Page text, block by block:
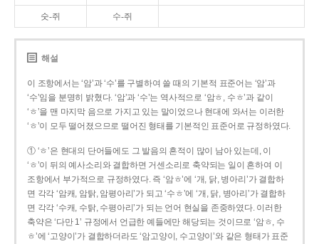
숫-쥐 수-쥐
해설
이 조항에서는 ‘암’과 ‘수’를 구별하여 쓸 때의 기본적 표준어는 ‘암’과
‘수’임을 분명히 밝혔다. ‘암’과 ‘수’는 역사적으로 ‘암ㅎ, 수ㅎ’과 같이
‘ㅎ’을 맨 마지막 음으로 가지고 있는 말이었으나 현대에 와서는 이러한
‘ㅎ’이 모두 떨어졌으므로 떨어진 형태를 기본적인 표준어로 규정하였다.
① ‘ㅎ’은 현대의 단어들에도 그 발음의 흔적이 많이 남아 있는데, 이
‘ㅎ’이 뒤의 예사소리와 결합하면 거센소리로 축약되는 일이 흔하여 이
조항에서 부가적으로 규정하였다. 즉 ‘암ㅎ’에 ‘개, 닭, 병아리’가 결합하
면 각각 ‘암캐, 암탉, 암평아리’가 되고 ‘수ㅎ’에 ‘개, 닭, 병아리’가 결합하
면 각각 ‘수캐, 수탉, 수평아리’가 되는 언어 현실을 존중하였다. 이러한
축약은 ‘다만 1’ 규정에서 언급한 예들에만 해당되는 것이므로 ‘암ㅎ, 수
ㅎ’에 ‘고양이’가 결합하더라도 ‘암고양이, 수고양이’와 같은 형태가 표준